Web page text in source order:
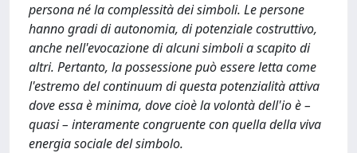
persona né la complessità dei simboli. Le persone
hanno gradi di autonomia, di potenziale costruttivo,
anche nell'evocazione di alcuni simboli a scapito di
altri. Pertanto, la possessione può essere letta come
l'estremo del continuum di questa potenzialità attiva
dove essa è minima, dove cioè la volontà dell'io è –
quasi – interamente congruente con quella della viva
energia sociale del simbolo.